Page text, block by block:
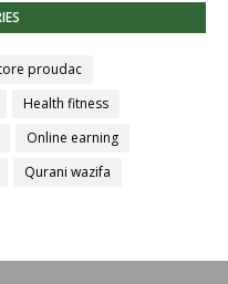
proudac
Health fitness
Online earning
Qurani wazifa